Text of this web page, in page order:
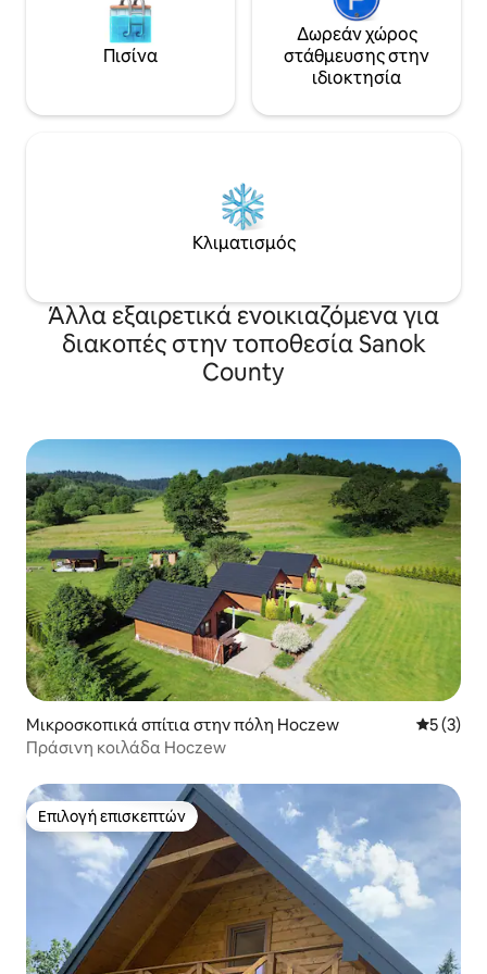
Πισίνα
Δωρεάν χώρος
στάθμευσης στην
ιδιοκτησία
Κλιματισμός
Άλλα εξαιρετικά ενοικιαζόμενα για
διακοπές στην τοποθεσία Sanok
County
Μικροσκοπικά σπίτια στην πόλη Hoczew Μέση
5 (3)
Πράσινη κοιλάδα Hoczew
Επιλογή επισκεπτών
Επιλογή επισκεπτών